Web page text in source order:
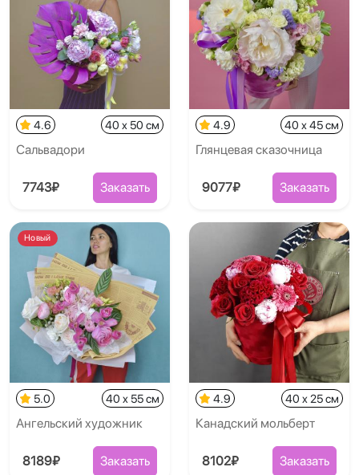
4.6 40 x 50 см
Сальвадори
7743₽ Заказать
4.9 40 x 45 см
Глянцевая сказочница
9077₽ Заказать
Новый
5.0 40 x 55 см
Ангельский художник
8189₽ Заказать
4.9 40 x 25 см
Канадский мольберт
8102₽ Заказать